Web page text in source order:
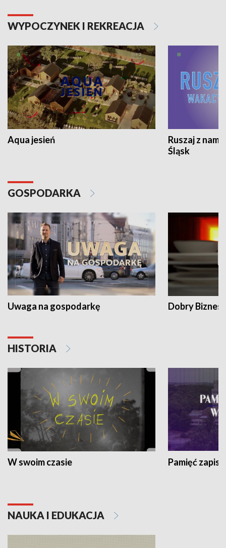
WYPOCZYNEK I REKREACJA
Aqua jesień
Ruszaj z
Śląsk
GOSPODARKA
Uwaga na gospodarkę Dobry Biznes
HISTORIA
W swoim czasie Pamięć
NAUKA I EDUKACJA